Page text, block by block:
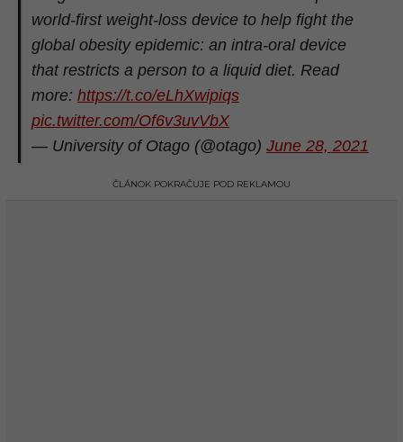
world-first weight-loss device to help fight the
global obesity epidemic: an intra-oral device
that restricts a person to a liquid diet. Read
more: https://t.co/eLhXwipiqs
pic.twitter.com/Of6v3uvVbX
— University of Otago (@otago) June 28, 2021
ČLÁNOK POKRAČUJE POD REKLAMOU